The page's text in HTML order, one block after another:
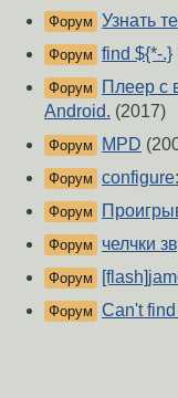
Форум Узнать
Форум find ${*-.}
Форум
Плеер с
Android. (2017)
Форум MPD
Форум
Форум
Форум челчки
Форум
Форум Can't